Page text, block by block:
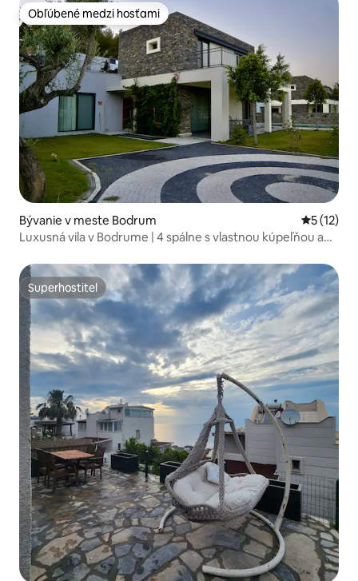
Obľúbené medzi hosťami
Obľúbené medzi hosťami
Bývanie v meste Bodrum
5 (12)
Luxusná vila v Bodrume | 4 spálne s vlastnou kúpeľňou a
Superhostiteľ
Superhostiteľ